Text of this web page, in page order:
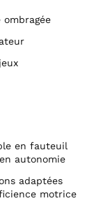
ombragée
en fauteuil
autonomie
adaptées
motrice